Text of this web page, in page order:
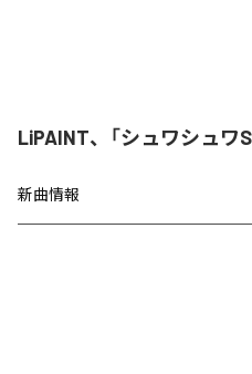
LiPAINT、「シュワシュワ
新曲情報